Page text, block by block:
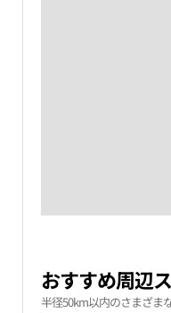
おすすめ周辺
半径50km以内のさまざま